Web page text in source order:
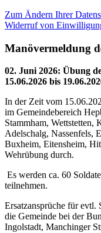
Zum Ändern Ihrer
Widerruf von
Manövermeldung
02. Juni 2026: Übung
15.06.2026 bis
In der Zeit vom
im Gemeindebereich
Stammham,
Adelschalg, Nassenfels,
Buxheim, Eitensheim,
Wehrübung durch.
Es werden ca. 60
teilnehmen.
Ersatzansprüche für evtl.
die Gemeinde bei der
Ingolstadt, Manchinger